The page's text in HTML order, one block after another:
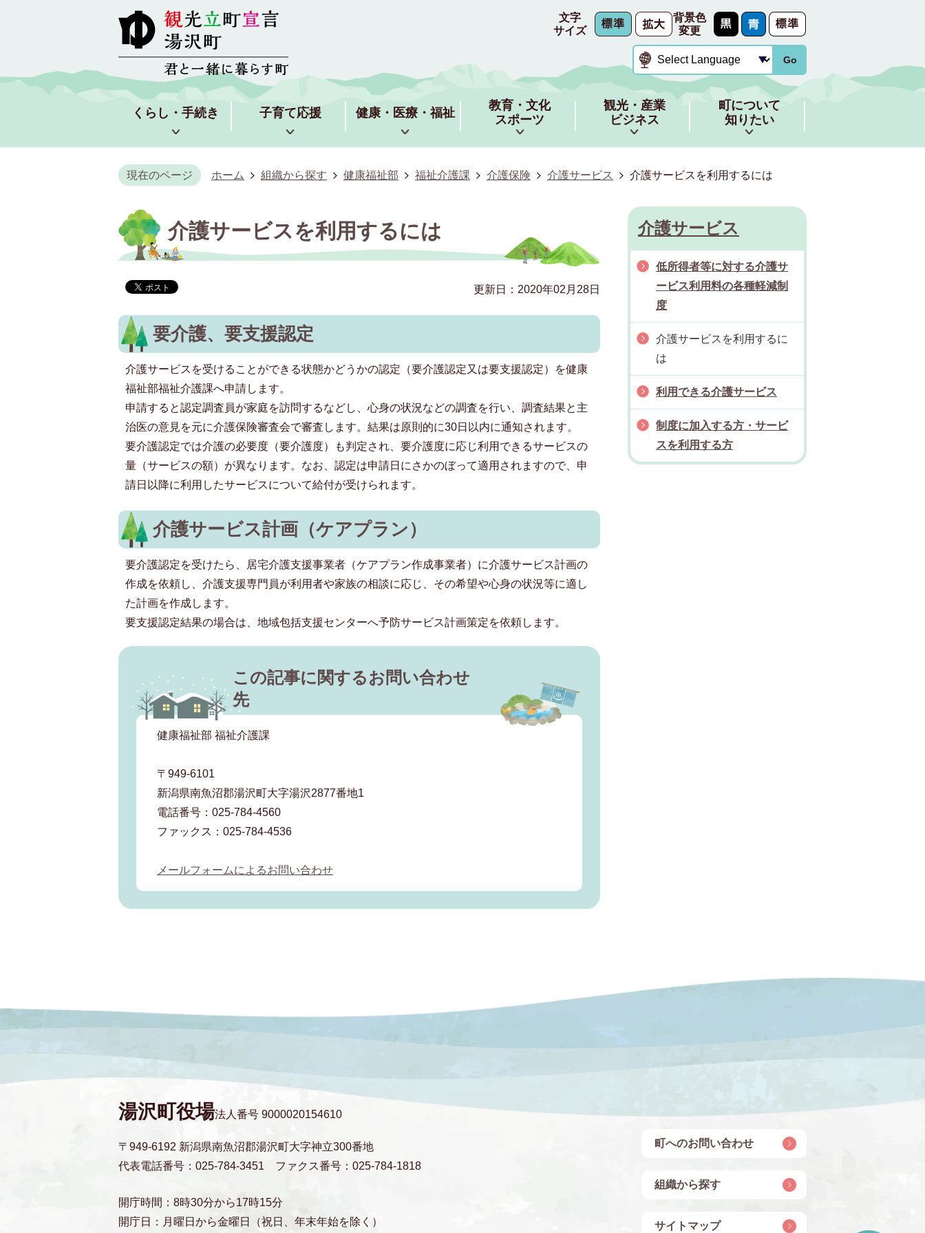
文字
サイズ
背景色
変更
Go
くらし・手続き 子育て応援 健康・医療・福祉
教育・文化
スポーツ
観光・産業
ビジネス
町について
知りたい
現在のページ ホーム 組織から探す 健康福祉部 福祉介護課 介護保険 介護サービス 介護サービスを利用するには
介護サービスを利用するには
更新日：2020年02月28日
要介護、要支援認定
介護サービスを受けることができる状態かどうかの認定（要介護認定又は要支援認定）を健康
福祉部福祉介護課へ申請します。
申請すると認定調査員が家庭を訪問するなどし、心身の状況などの調査を行い、調査結果と主
治医の意見を元に介護保険審査会で審査します。結果は原則的に30日以内に通知されます。
要介護認定では介護の必要度（要介護度）も判定され、要介護度に応じ利用できるサービスの
量（サービスの額）が異なります。なお、認定は申請日にさかのぼって適用されますので、申
請日以降に利用したサービスについて給付が受けられます。
介護サービス計画（ケアプラン）
要介護認定を受けたら、居宅介護支援事業者（ケアプラン作成事業者）に介護サービス計画の
作成を依頼し、介護支援専門員が利用者や家族の相談に応じ、その希望や心身の状況等に適し
た計画を作成します。
要支援認定結果の場合は、地域包括支援センターへ予防サービス計画策定を依頼します。
この記事に関するお問い合わせ
先
健康福祉部 福祉介護課
〒949-6101
新潟県南魚沼郡湯沢町大字湯沢2877番地1
電話番号：025-784-4560
ファックス：025-784-4536
メールフォームによるお問い合わせ
介護サービス
低所得者等に対する介護サ
ービス利用料の各種軽減制
度
介護サービスを利用するに
は
利用できる介護サービス
制度に加入する方・サービ
スを利用する方
湯沢町役場法人番号 9000020154610
〒949-6192 新潟県南魚沼郡湯沢町大字神立300番地
代表電話番号：025-784-3451 ファクス番号：025-784-1818
開庁時間：8時30分から17時15分
開庁日：月曜日から金曜日（祝日、年末年始を除く）
町へのお問い合わせ
組織から探す
サイトマップ